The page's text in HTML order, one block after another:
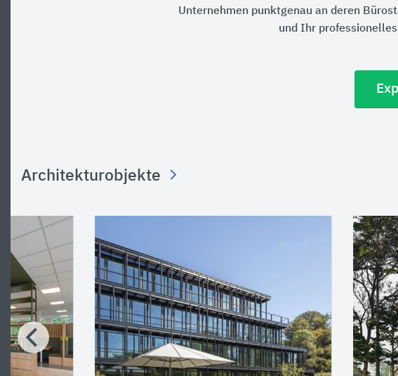
Unternehmen punktgenau an deren
und Ihr
Architekturobjekte